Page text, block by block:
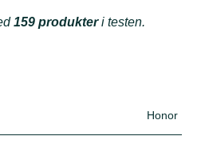
159 produkteri testen.
Honor